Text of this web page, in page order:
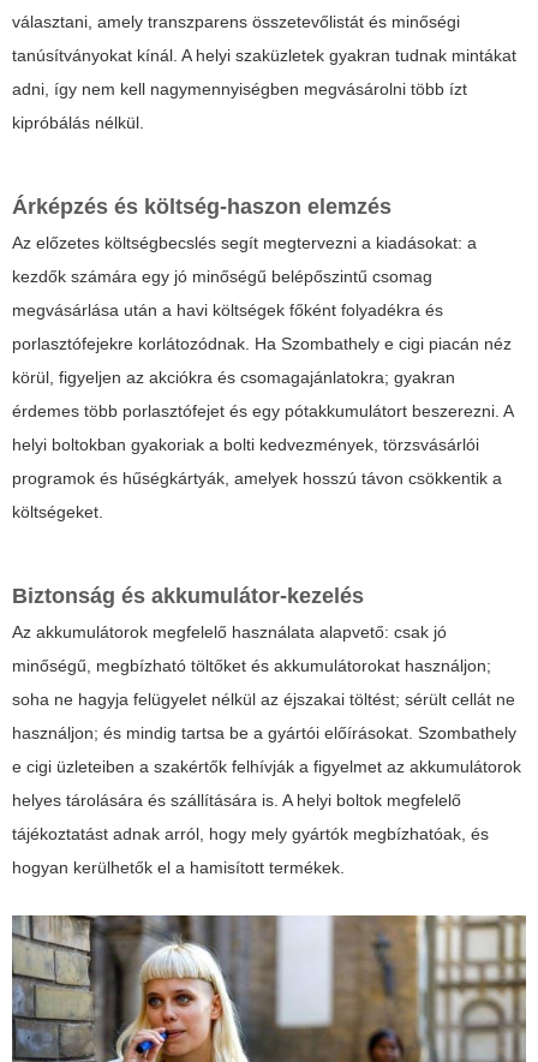
választani, amely transzparens összetevőlistát és minőségi
tanúsítványokat kínál. A helyi szaküzletek gyakran tudnak mintákat
adni, így nem kell nagymennyiségben megvásárolni több ízt
kipróbálás nélkül.
Árképzés és költség-haszon elemzés
Az előzetes költségbecslés segít megtervezni a kiadásokat: a
kezdők számára egy jó minőségű belépőszintű csomag
megvásárlása után a havi költségek főként folyadékra és
porlasztófejekre korlátozódnak. Ha Szombathely e cigi piacán néz
körül, figyeljen az akciókra és csomagajánlatokra; gyakran
érdemes több porlasztófejet és egy pótakkumulátort beszerezni. A
helyi boltokban gyakoriak a bolti kedvezmények, törzsvásárlói
programok és hűségkártyák, amelyek hosszú távon csökkentik a
költségeket.
Biztonság és akkumulátor-kezelés
Az akkumulátorok megfelelő használata alapvető: csak jó
minőségű, megbízható töltőket és akkumulátorokat használjon;
soha ne hagyja felügyelet nélkül az éjszakai töltést; sérült cellát ne
használjon; és mindig tartsa be a gyártói előírásokat. Szombathely
e cigi üzleteiben a szakértők felhívják a figyelmet az akkumulátorok
helyes tárolására és szállítására is. A helyi boltok megfelelő
tájékoztatást adnak arról, hogy mely gyártók megbízhatóak, és
hogyan kerülhetők el a hamisított termékek.